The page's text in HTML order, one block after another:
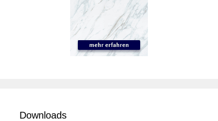
Downloads